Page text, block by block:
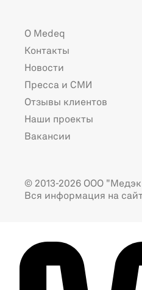
О Medeq
Контакты
Новости
Пресса и СМИ
Отзывы клиентов
Наши проекты
Вакансии
© 2013-2026 ООО "Медэк
Вся информация на